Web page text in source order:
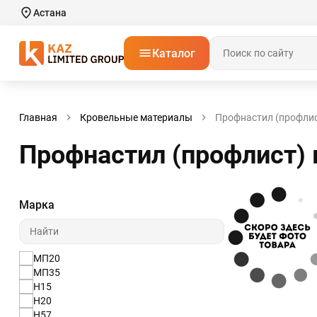
Астана
Каталог
Главная Кровельные материалы Профнастил
Профнастил (профлист)
Марка
МП20
МП35
Н15
Н20